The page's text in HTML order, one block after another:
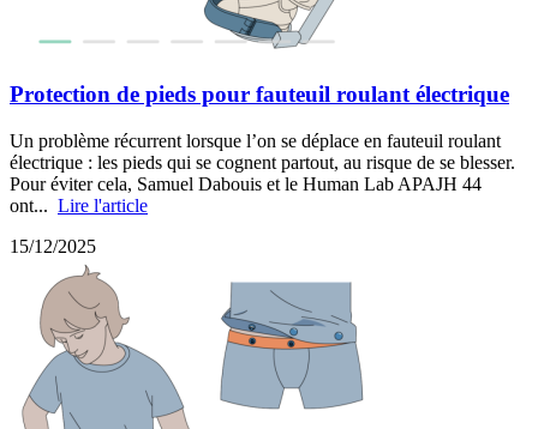
Protection de pieds pour fauteuil roulant électrique
Un problème récurrent lorsque l’on se déplace en fauteuil roulant
électrique : les pieds qui se cognent partout, au risque de se blesser.
Pour éviter cela, Samuel Dabouis et le Human Lab APAJH 44
ont... Lire l'article
15/12/2025